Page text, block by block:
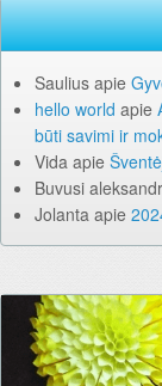
Saulius apie
hello world apie
būti savimi ir
Vida apie
Buvusi
Jolanta apie